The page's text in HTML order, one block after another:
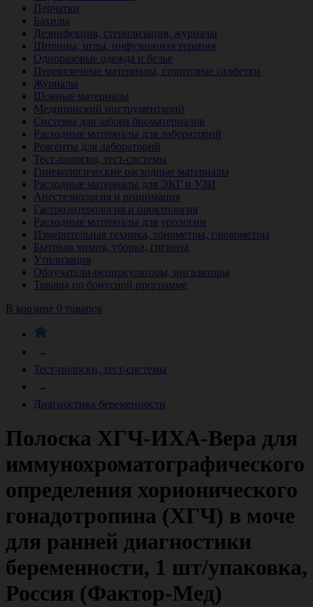
Перчатки
Бахилы
Дезинфекция, стерилизация, журналы
Шприцы, иглы, инфузионная терапия
Одноразовые одежда и белье
Перевязочные материалы, спиртовые салфетки
Журналы
Шовные материалы
Медицинский инструментарий
Системы для забора биоматериалов
Расходные материалы для лабораторий
Реагенты для лабораторий
Тест-полоски, тест-системы
Гинекологические расходные материалы
Расходные материалы для ЭКГ и УЗИ
Анестезиология и реанимация
Гастроэнтерология и проктология
Расходные материалы для урологии
Измерительная техника, тонометры, глюкометры
Бытовая химия, уборка, гигиена
Утилизация
Облучатели-рециркуляторы, ингаляторы
Товары по бонусной программе
В корзине 0 товаров
→
Тест-полоски, тест-системы
→
Диагностика беременности
Полоска ХГЧ-ИХА-Вера для
иммунохроматографического
определения хорионического
гонадотропина (ХГЧ) в моче
для ранней диагностики
беременности, 1 шт/упаковка,
Россия (Фактор-Мед)